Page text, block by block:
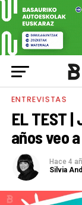
ENTREVISTAS
EL TEST |
años veo
Hace 4
Silvia